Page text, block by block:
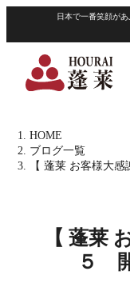
日本で一番笑顔が
HOME
ブログ一覧
【 蓬莱 お客様大
【 蓬莱
５